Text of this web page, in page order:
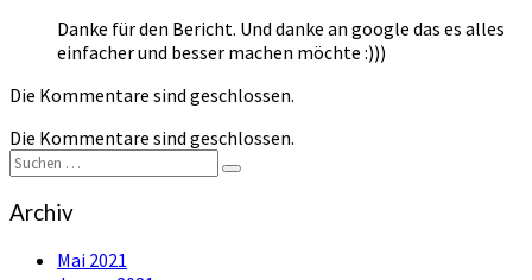
Danke für den Bericht. Und danke an google das es alles
einfacher und besser machen möchte :)))
Die Kommentare sind geschlossen.
Die Kommentare sind geschlossen.
Suchen
nach:
Suchen
Archiv
Mai 2021